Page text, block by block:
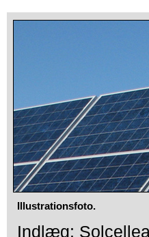
Illustrationsfoto.
Indlæg: